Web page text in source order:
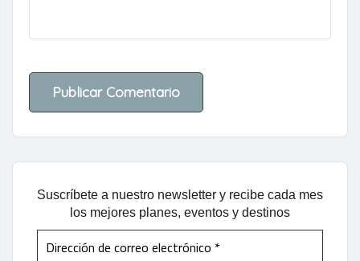
Suscríbete a nuestro newsletter y recibe cada mes
los mejores planes, eventos y destinos